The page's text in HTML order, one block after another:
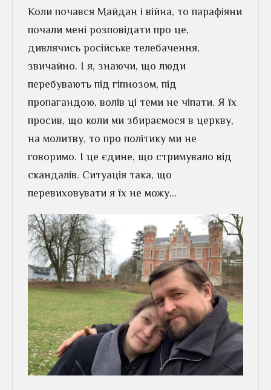
Коли почався Майдан і війна, то парафіяни
почали мені розповідати про це,
дивлячись російське телебачення,
звичайно. І я, знаючи, що люди
перебувають під гіпнозом, під
пропагандою, волів ці теми не чіпати. Я їх
просив, що коли ми збираємося в церкву,
на молитву, то про політику ми не
говоримо. І це єдине, що стримувало від
скандалів. Ситуація така, що
перевиховувати я їх не можу…